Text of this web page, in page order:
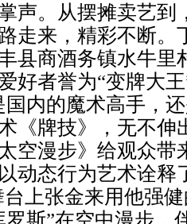
声。从摆摊卖艺到
走来，精彩不断。
县商酒务镇水牛里
好者誉为“变牌大
国内的魔术高手，
《牌技》，无不伸
空漫步》给观众带
动态行为艺术诠释
台上张金来用他强
斯”在空中漫步，